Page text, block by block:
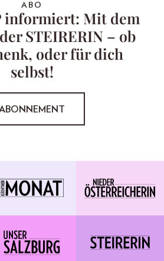
ABO
informiert: Mit dem
STEIRERIN – ob
oder für dich
selbst!